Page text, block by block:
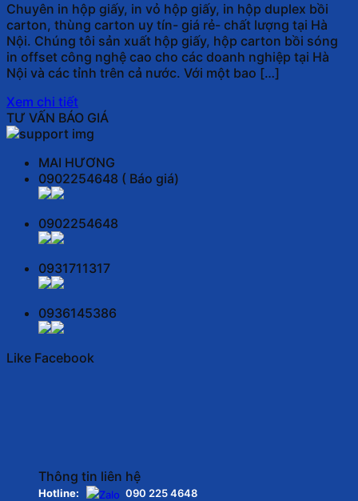
Chuyên in hộp giấy, in vỏ hộp giấy, in hộp duplex bồi
carton, thùng carton uy tín- giá rẻ- chất lượng tại Hà
Nội. Chúng tôi sản xuất hộp giấy, hộp carton bồi sóng
in offset công nghệ cao cho các doanh nghiệp tại Hà
Nội và các tỉnh trên cả nước. Với một bao […]
Xem chi tiết
TƯ VẤN BÁO GIÁ
MAI HƯƠNG
0902254648 ( Báo giá)
0902254648
0931711317
0936145386
Like Facebook
Thông tin liên hệ
Hotline: 090 225 4648